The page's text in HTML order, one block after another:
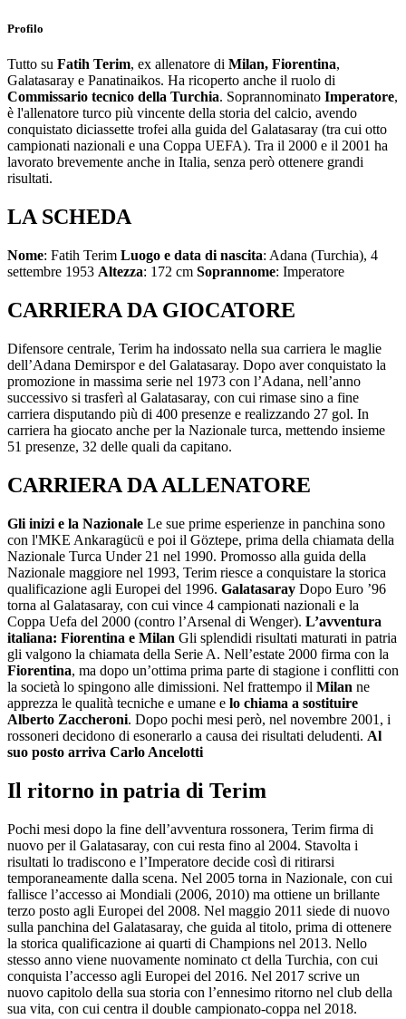
Profilo
Tutto su Fatih Terim, ex allenatore di Milan, Fiorentina,
Galatasaray e Panatinaikos. Ha ricoperto anche il ruolo di
Commissario tecnico della Turchia. Soprannominato Imperatore,
è l'allenatore turco più vincente della storia del calcio, avendo
conquistato diciassette trofei alla guida del Galatasaray (tra cui otto
campionati nazionali e una Coppa UEFA). Tra il 2000 e il 2001 ha
lavorato brevemente anche in Italia, senza però ottenere grandi
risultati.
LA SCHEDA
Nome: Fatih Terim Luogo e data di nascita: Adana (Turchia), 4
settembre 1953 Altezza: 172 cm Soprannome: Imperatore
CARRIERA DA GIOCATORE
Difensore centrale, Terim ha indossato nella sua carriera le maglie
dell’Adana Demirspor e del Galatasaray. Dopo aver conquistato la
promozione in massima serie nel 1973 con l’Adana, nell’anno
successivo si trasferì al Galatasaray, con cui rimase sino a fine
carriera disputando più di 400 presenze e realizzando 27 gol. In
carriera ha giocato anche per la Nazionale turca, mettendo insieme
51 presenze, 32 delle quali da capitano.
CARRIERA DA ALLENATORE
Gli inizi e la Nazionale Le sue prime esperienze in panchina sono
con l'MKE Ankaragücü e poi il Göztepe, prima della chiamata della
Nazionale Turca Under 21 nel 1990. Promosso alla guida della
Nazionale maggiore nel 1993, Terim riesce a conquistare la storica
qualificazione agli Europei del 1996. Galatasaray Dopo Euro ’96
torna al Galatasaray, con cui vince 4 campionati nazionali e la
Coppa Uefa del 2000 (contro l’Arsenal di Wenger). L’avventura
italiana: Fiorentina e Milan Gli splendidi risultati maturati in patria
gli valgono la chiamata della Serie A. Nell’estate 2000 firma con la
Fiorentina, ma dopo un’ottima prima parte di stagione i conflitti con
la società lo spingono alle dimissioni. Nel frattempo il Milan ne
apprezza le qualità tecniche e umane e lo chiama a sostituire
Alberto Zaccheroni. Dopo pochi mesi però, nel novembre 2001, i
rossoneri decidono di esonerarlo a causa dei risultati deludenti. Al
suo posto arriva Carlo Ancelotti
Il ritorno in patria di Terim
Pochi mesi dopo la fine dell’avventura rossonera, Terim firma di
nuovo per il Galatasaray, con cui resta fino al 2004. Stavolta i
risultati lo tradiscono e l’Imperatore decide così di ritirarsi
temporaneamente dalla scena. Nel 2005 torna in Nazionale, con cui
fallisce l’accesso ai Mondiali (2006, 2010) ma ottiene un brillante
terzo posto agli Europei del 2008. Nel maggio 2011 siede di nuovo
sulla panchina del Galatasaray, che guida al titolo, prima di ottenere
la storica qualificazione ai quarti di Champions nel 2013. Nello
stesso anno viene nuovamente nominato ct della Turchia, con cui
conquista l’accesso agli Europei del 2016. Nel 2017 scrive un
nuovo capitolo della sua storia con l’ennesimo ritorno nel club della
sua vita, con cui centra il double campionato-coppa nel 2018.